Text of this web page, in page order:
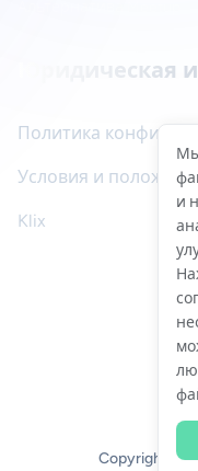
и
Юридическая
Политика
Условия и
Klix
Copyright